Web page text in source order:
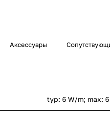
Аксессуары
typ: 6 W/m; max: